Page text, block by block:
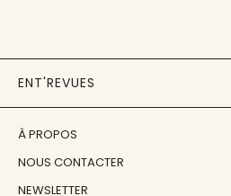
ENT'REVUES
À PROPOS
NOUS CONTACTER
NEWSLETTER